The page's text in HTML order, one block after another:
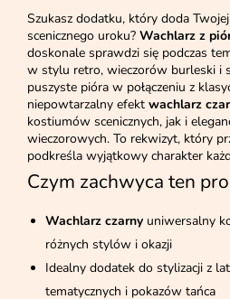
Szukasz dodatku, który doda
scenicznego uroku? Wachlarz z
doskonale sprawdzi się podczas
w stylu retro, wieczorów burleski i
puszyste pióra w połączeniu z
niepowtarzalny efekt wachlarz
kostiumów scenicznych, jak i
wieczorowych. To rekwizyt, który
podkreśla wyjątkowy charakter
Czym zachwyca ten
Wachlarz czarny uniwersalny
różnych stylów i okazji
Idealny dodatek do stylizacji z
tematycznych i pokazów tańca